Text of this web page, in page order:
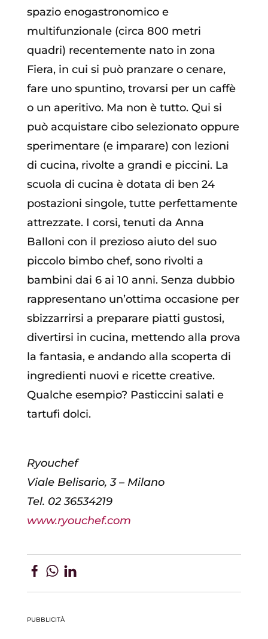
spazio enogastronomico e
multifunzionale (circa 800 metri
quadri) recentemente nato in zona
Fiera, in cui si può pranzare o cenare,
fare uno spuntino, trovarsi per un caffè
o un aperitivo. Ma non è tutto. Qui si
può acquistare cibo selezionato oppure
sperimentare (e imparare) con lezioni
di cucina, rivolte a grandi e piccini. La
scuola di cucina è dotata di ben 24
postazioni singole, tutte perfettamente
attrezzate. I corsi, tenuti da Anna
Balloni con il prezioso aiuto del suo
piccolo bimbo chef, sono rivolti a
bambini dai 6 ai 10 anni. Senza dubbio
rappresentano un’ottima occasione per
sbizzarrirsi a preparare piatti gustosi,
divertirsi in cucina, mettendo alla prova
la fantasia, e andando alla scoperta di
ingredienti nuovi e ricette creative.
Qualche esempio? Pasticcini salati e
tartufi dolci.
Ryouchef
Viale Belisario, 3 – Milano
Tel. 02 36534219
www.ryouchef.com
PUBBLICITÀ